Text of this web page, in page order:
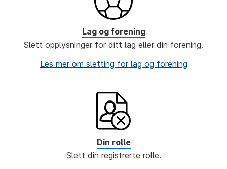
Lag og forening
Slett opplysninger for ditt lag eller din forening.
Les mer om sletting for lag og forening
Din rolle
Slett din registrerte rolle.